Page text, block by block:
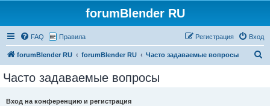
forumBlender RU
FAQ Правила Вход
Регистрация
forumBlender RU forumBlender RU Часто задаваемые вопросы
Часто задаваемые вопросы
Вход на конференцию и регистрация